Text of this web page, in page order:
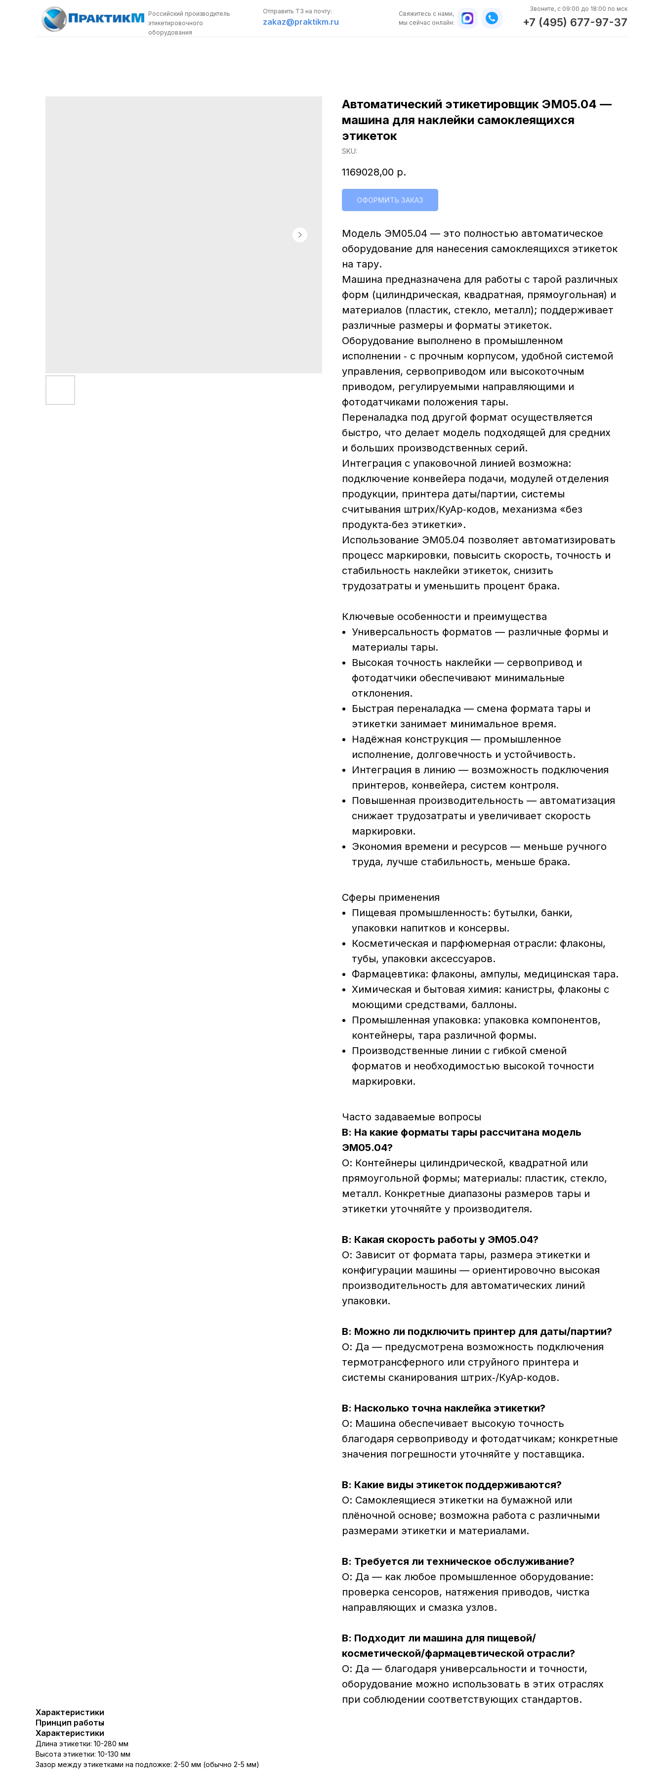
Российский производитель
этикетировочного
оборудования
zakaz@praktikm.ru
Звоните, с 09:00 до 18:00 по мск
+7 (495) 677-97-37
Задать вопрос в WhatsApp
ПОЛУЧИТЬ
КОНСУЛЬТАЦИЮ
Отправить ТЗ на почту:
Свяжитесь с нами,
мы сейчас онлайн:
Автоматический этикетировщик ЭМ05.04 —
машина для наклейки самоклеящихся
этикеток
SKU:
1169028,00 р.
ОФОРМИТЬ ЗАКАЗ
Модель ЭМ05.04 — это полностью автоматическое
оборудование для нанесения самоклеящихся этикеток
на тару.
Машина предназначена для работы с тарой различных
форм (цилиндрическая, квадратная, прямоугольная) и
материалов (пластик, стекло, металл); поддерживает
различные размеры и форматы этикеток.
Оборудование выполнено в промышленном
исполнении ‑ с прочным корпусом, удобной системой
управления, сервоприводом или высокоточным
приводом, регулируемыми направляющими и
фотодатчиками положения тары.
Переналадка под другой формат осуществляется
быстро, что делает модель подходящей для средних
и больших производственных серий.
Интеграция с упаковочной линией возможна:
подключение конвейера подачи, модулей отделения
продукции, принтера даты/партии, системы
считывания штрих/КуАр‑кодов, механизма «без
продукта‑без этикетки».
Использование ЭМ05.04 позволяет автоматизировать
процесс маркировки, повысить скорость, точность и
стабильность наклейки этикеток, снизить
трудозатраты и уменьшить процент брака.
Ключевые особенности и преимущества
Универсальность форматов — различные формы и
материалы тары.
Высокая точность наклейки — сервопривод и
фотодатчики обеспечивают минимальные
отклонения.
Быстрая переналадка — смена формата тары и
этикетки занимает минимальное время.
Надёжная конструкция — промышленное
исполнение, долговечность и устойчивость.
Интеграция в линию — возможность подключения
принтеров, конвейера, систем контроля.
Повышенная производительность — автоматизация
снижает трудозатраты и увеличивает скорость
маркировки.
Экономия времени и ресурсов — меньше ручного
труда, лучше стабильность, меньше брака.
Сферы применения
Пищевая промышленность: бутылки, банки,
упаковки напитков и консервы.
Косметическая и парфюмерная отрасли: флаконы,
тубы, упаковки аксессуаров.
Фармацевтика: флаконы, ампулы, медицинская тара.
Химическая и бытовая химия: канистры, флаконы с
моющими средствами, баллоны.
Промышленная упаковка: упаковка компонентов,
контейнеры, тара различной формы.
Производственные линии с гибкой сменой
форматов и необходимостью высокой точности
маркировки.
Часто задаваемые вопросы
В: На какие форматы тары рассчитана модель
ЭМ05.04?
О: Контейнеры цилиндрической, квадратной или
прямоугольной формы; материалы: пластик, стекло,
металл. Конкретные диапазоны размеров тары и
этикетки уточняйте у производителя.
В: Какая скорость работы у ЭМ05.04?
О: Зависит от формата тары, размера этикетки и
конфигурации машины — ориентировочно высокая
производительность для автоматических линий
упаковки.
В: Можно ли подключить принтер для даты/партии?
О: Да — предусмотрена возможность подключения
термотрансферного или струйного принтера и
системы сканирования штрих‑/КуАр‑кодов.
В: Насколько точна наклейка этикетки?
О: Машина обеспечивает высокую точность
благодаря сервоприводу и фотодатчикам; конкретные
значения погрешности уточняйте у поставщика.
В: Какие виды этикеток поддерживаются?
О: Самоклеящиеся этикетки на бумажной или
плёночной основе; возможна работа с различными
размерами этикетки и материалами.
В: Требуется ли техническое обслуживание?
О: Да — как любое промышленное оборудование:
проверка сенсоров, натяжения приводов, чистка
направляющих и смазка узлов.
В: Подходит ли машина для пищевой/
косметической/фармацевтической отрасли?
О: Да — благодаря универсальности и точности,
оборудование можно использовать в этих отраслях
при соблюдении соответствующих стандартов.
Характеристики
Принцип работы
Характеристики
Длина этикетки: 10-280 мм
Высота этикетки: 10-130 мм
Зазор между этикетками на подложке: 2-50 мм (обычно 2-5 мм)